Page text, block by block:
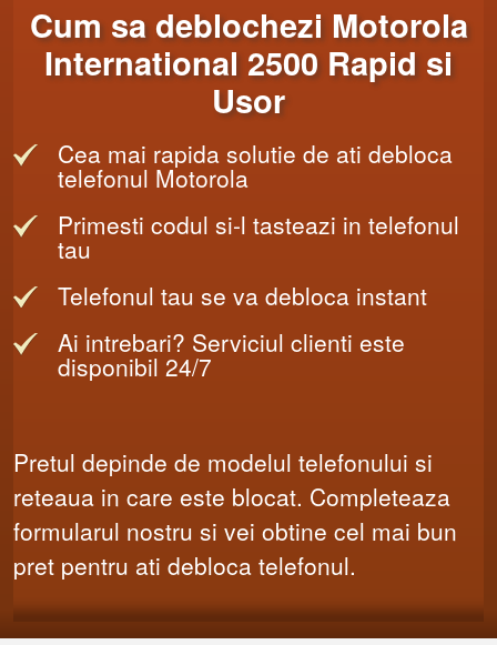
Cum sa deblochezi Motorola
International 2500 Rapid si
Usor
Cea mai rapida solutie de ati debloca
telefonul Motorola
Primesti codul si-l tasteazi in telefonul
tau
Telefonul tau se va debloca instant
Ai intrebari? Serviciul clienti este
disponibil 24/7
Pretul depinde de modelul telefonului si
reteaua in care este blocat. Completeaza
formularul nostru si vei obtine cel mai bun
pret pentru ati debloca telefonul.